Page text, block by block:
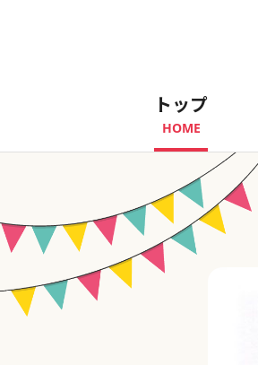
トップ
HOME